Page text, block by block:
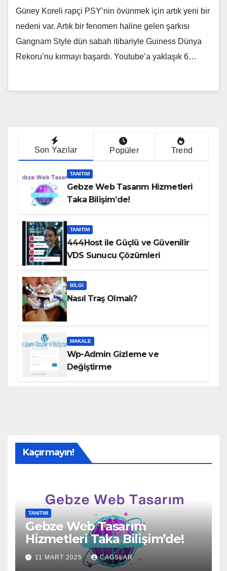
Güney Koreli rapçi PSY’nin övünmek için artık yeni bir
nedeni var. Artık bir fenomen haline gelen şarkısı
Gangnam Style dün sabah itibariyle Guiness Dünya
Rekoru’nu kırmayı başardı. Youtube’a yaklaşık 6…
Son Yazılar Popüler Trend
TANITIM
Gebze Web Tasarım Hizmetleri
Taka Bilişim’de!
TANITIM
444Host ile Güçlü ve Güvenilir
VDS Sunucu Çözümleri
BILGI
Nasıl Traş Olmalı?
MAKALE
Wp-Admin Gizleme ve
Değiştirme
Kaçırmayın!
TANITIM
Gebze Web Tasarım
Hizmetleri Taka Bilişim’de!
11 MART 2025 CAGSLAR